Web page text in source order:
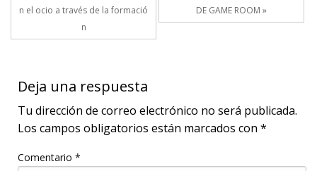
n el ocio a través de la formació
n
DE GAME ROOM »
Deja una respuesta
Tu dirección de correo electrónico no será publicada.
Los campos obligatorios están marcados con *
Comentario *